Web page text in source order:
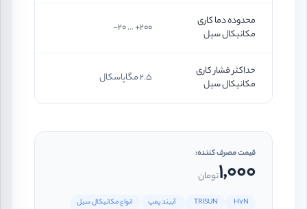
محدوده دما کاری
مکانیکال سیل
200+ ... 20-
حداکثر فشار کاری
مکانیکال سیل
2.5 مگاپاسکال
قیمت مصرف کننده:
1,000تومان
H7N
TRISUN آببند پمپ
انواع مکانیکال سیل